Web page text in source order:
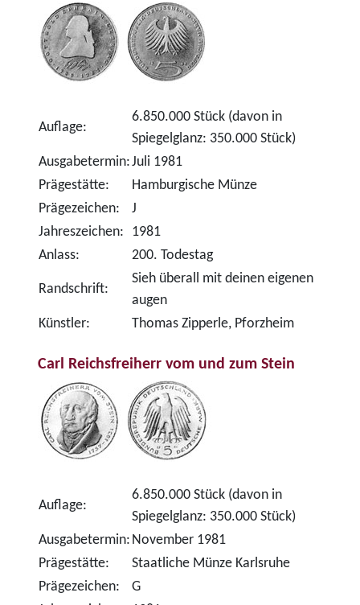
Auflage:
6.850.000 Stück (davon in
Spiegelglanz: 350.000 Stück)
Ausgabetermin:Juli 1981
Prägestätte:
Hamburgische Münze
Prägezeichen:
J
Jahreszeichen:
1981
Anlass:
200. Todestag
Randschrift:
Sieh überall mit deinen eigenen
augen
Künstler:
Thomas Zipperle, Pforzheim
Carl Reichsfreiherr vom und zum Stein
Auflage:
6.850.000 Stück (davon in
Spiegelglanz: 350.000 Stück)
Ausgabetermin: November 1981
Prägestätte:
Staatliche Münze Karlsruhe
Prägezeichen:
G